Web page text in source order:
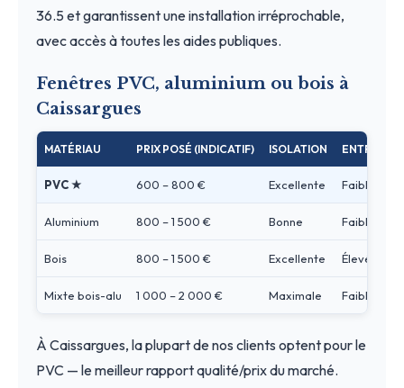
36.5 et garantissent une installation irréprochable,
avec accès à toutes les aides publiques.
Fenêtres PVC, aluminium ou bois à
Caissargues
MATÉRIAU PRIX POSÉ (INDICATIF) ISOLATION ENTRETIEN
PVC ★ 600 – 800 € Excellente Faible
Aluminium 800 – 1 500 € Bonne Faible
Bois 800 – 1 500 € Excellente Élevé
Mixte bois-alu 1 000 – 2 000 € Maximale Faible
À Caissargues, la plupart de nos clients optent pour le
PVC — le meilleur rapport qualité/prix du marché.